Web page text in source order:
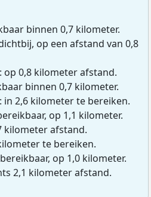
binnen 0,7 kilometer.
op een afstand van 0,8
0,8 kilometer afstand.
binnen 0,7 kilometer.
in 2,6 kilometer te bereiken.
op 1,1 kilometer.
kilometer afstand.
te bereiken.
op 1,0 kilometer.
2,1 kilometer afstand.